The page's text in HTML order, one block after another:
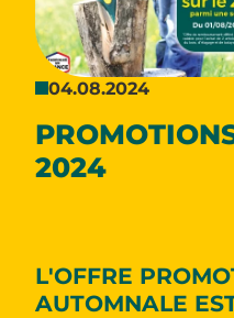
04.08.2024
2024
L'OFFRE
AUTOMNALE